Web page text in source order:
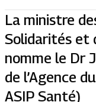
La ministre
Solidarités et
nomme le Dr
de l’Agence
ASIP Santé)